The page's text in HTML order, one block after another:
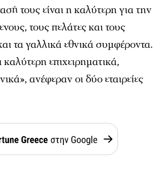
τους είναι η καλύτερη για την
τους πελάτες και τους
τα γαλλικά εθνικά συμφέροντα.
επιχειρηματικά,
ανέφεραν οι δύο εταιρείες